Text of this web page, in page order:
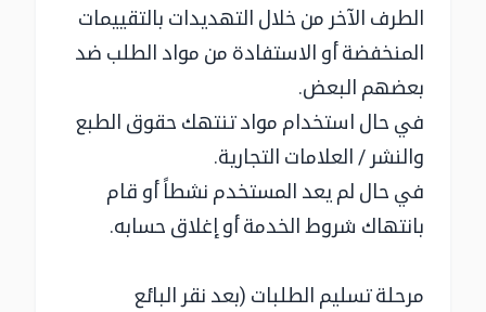
الطرف الآخر من خلال التهديدات بالتقييمات
المنخفضة أو الاستفادة من مواد الطلب ضد
بعضهم البعض.
في حال استخدام مواد تنتهك حقوق الطبع
والنشر / العلامات التجارية.
في حال لم يعد المستخدم نشطاً أو قام
بانتهاك شروط الخدمة أو إغلاق حسابه.
مرحلة تسليم الطلبات (بعد نقر البائع